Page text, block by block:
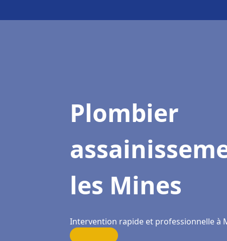
Plombier
les Mines
Intervention rapide et professionnelle à